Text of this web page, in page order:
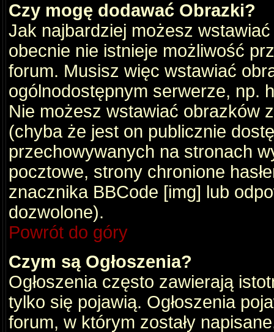
Czy mogę dodawać Obrazki?
Jak najbardziej możesz
obecnie nie istnieje możliwość
forum. Musisz więc wstawiać
ogólnodostępnym serwerze, np.
Nie możesz wstawiać obrazków
(chyba że jest on publicznie
przechowywanych na stronach
pocztowe, strony chronione
znacznika BBCode [img] lub
dozwolone).
Powrót do góry
Czym są Ogłoszenia?
Ogłoszenia często zawierają
tylko się pojawią. Ogłoszenia
forum, w którym zostały